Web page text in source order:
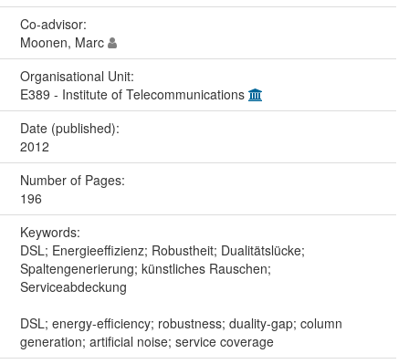
Co-advisor:
Moonen, Marc
Organisational Unit:
E389 - Institute of Telecommunications
Date (published):
2012
Number of Pages:
196
Keywords:
DSL; Energieeffizienz; Robustheit; Dualitätslücke;
Spaltengenerierung; künstliches Rauschen;
Serviceabdeckung
DSL; energy-efficiency; robustness; duality-gap; column
generation; artificial noise; service coverage